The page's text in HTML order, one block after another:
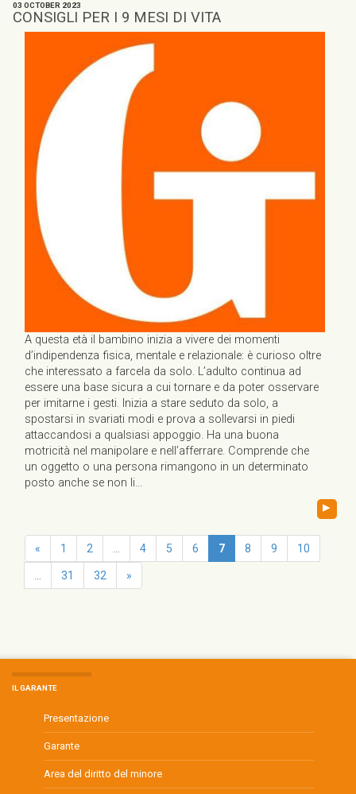
03 OCTOBER 2023
CONSIGLI PER I 9 MESI DI VITA
A questa età il bambino inizia a vivere dei momenti
d’indipendenza fisica, mentale e relazionale: è curioso oltre
che interessato a farcela da solo. L’adulto continua ad
essere una base sicura a cui tornare e da poter osservare
per imitarne i gesti. Inizia a stare seduto da solo, a
spostarsi in svariati modi e prova a sollevarsi in piedi
attaccandosi a qualsiasi appoggio. Ha una buona
motricità nel manipolare e nell’afferrare. Comprende che
un oggetto o una persona rimangono in un determinato
posto anche se non li...
▸
« 1 2 4 5 6 7 8 9 10
31 32 »
IL GARANTE
Presentazione
Garante
Area del diritto del minore